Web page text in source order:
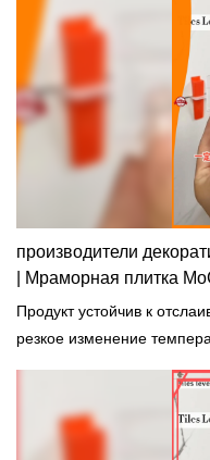
производители
| Мраморная плитка
Продукт устойчив к
резкое изменение